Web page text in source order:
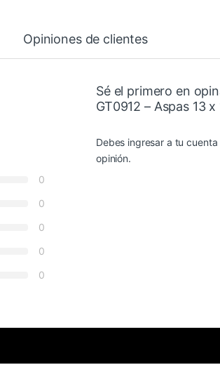
Opiniones de clientes
0
0
0
0
0
Sé el primero en
GT0912 – Aspas 13 x
Debes ingresar a tu cuenta
opinión.